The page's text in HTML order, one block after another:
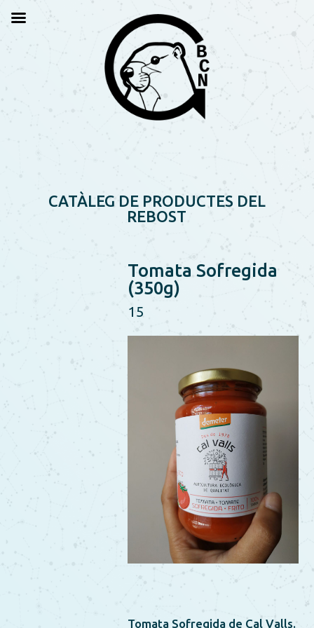
CATÀLEG DE PRODUCTES DEL
REBOST
Tomata Sofregida
(350g)
15
Tomata Sofregida de Cal Valls.